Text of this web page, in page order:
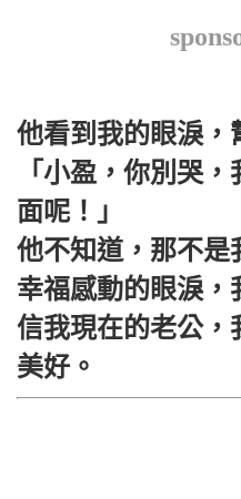
他看到我的眼淚，
「小盈，你別哭
面呢！」
他不知道，那不是
幸福感動的眼淚，
信我現在的老公，
美好。